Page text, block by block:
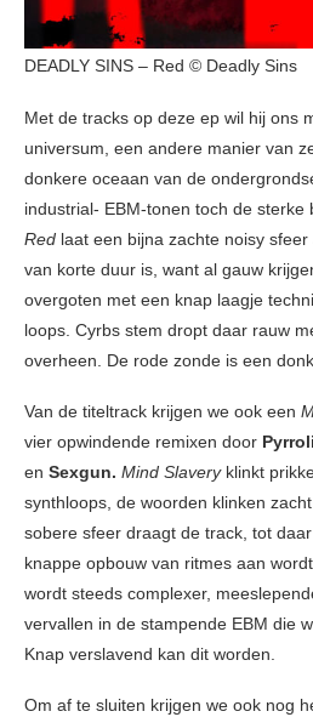
DEADLY SINS – Red © Deadly Sins
Met de tracks op deze ep wil hij ons
universum, een andere manier van
donkere oceaan van de
industrial- EBM-tonen toch de sterke
Red laat een bijna zachte noisy
van korte duur is, want al gauw
overgoten met een knap laagje
loops. Cyrbs stem dropt daar rauw
overheen. De rode zonde is een
Van de titeltrack krijgen we ook een
vier opwindende remixen door
en Sexgun. Mind Slavery klinkt
synthloops, de woorden klinken
sobere sfeer draagt de track, tot
knappe opbouw van ritmes aan
wordt steeds complexer,
vervallen in de stampende EBM die
Knap verslavend kan dit worden.
Om af te sluiten krijgen we ook nog